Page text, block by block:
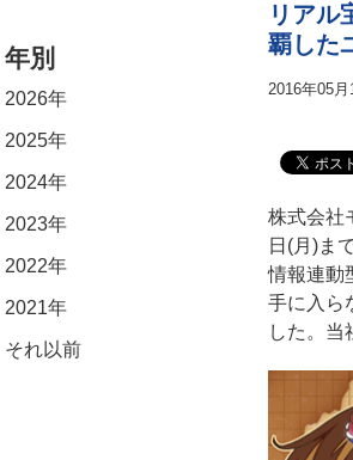
リアル
覇した
2016年05
株式会社
日(月)ま
情報連動
手に入ら
した。当
年別
2026年
2025年
2024年
2023年
2022年
2021年
2020年
2019年
2018年
2017年
2016年
2015年
2014年
2013年
2012年
2011年
2010年
2009年
2008年
2007年
2006年
2005年
2004年
2003年
2002年
それ以前